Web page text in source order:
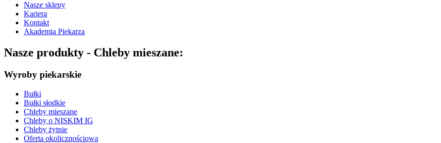
Nasze sklepy
Kariera
Kontakt
Akademia Piekarza
Nasze produkty - Chleby mieszane:
Wyroby piekarskie
Bułki
Bułki słodkie
Chleby mieszane
Chleby o NISKIM IG
Chleby żytnie
Oferta okolicznościowa